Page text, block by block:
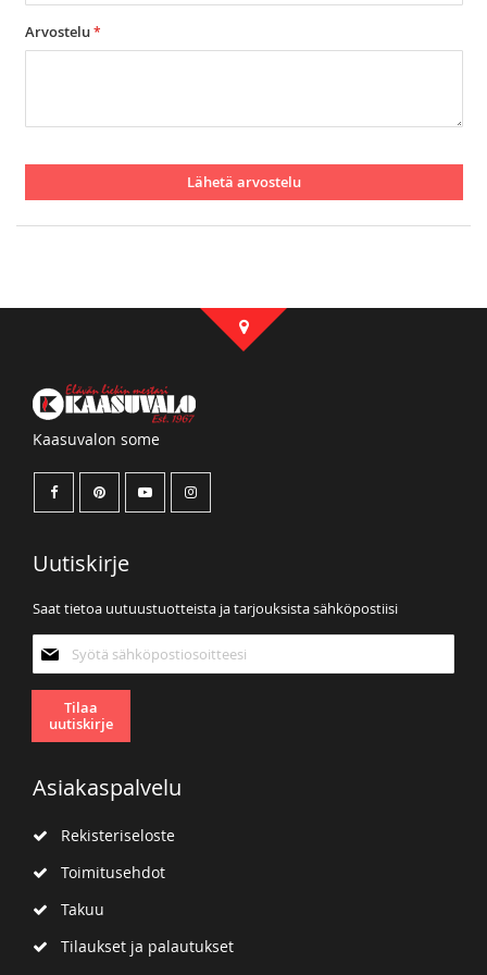
Arvostelu
Lähetä arvostelu
Kaasuvalon some
Uutiskirje
Saat tietoa uutuustuotteista ja tarjouksista sähköpostiisi
uutiskirjeemme:
Tilaa
uutiskirje
Asiakaspalvelu
Rekisteriseloste
Toimitusehdot
Takuu
Tilaukset ja palautukset